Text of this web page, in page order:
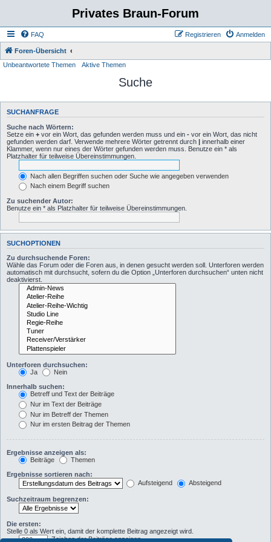
Privates Braun-Forum
FAQ Anmelden
Registrieren
Foren-Übersicht
Unbeantwortete Themen
Aktive Themen
Suche
SUCHANFRAGE
Suche nach Wörtern:
Setze ein + vor ein Wort, das gefunden werden muss und ein - vor ein Wort, das nicht
gefunden werden darf. Verwende mehrere Wörter getrennt durch | innerhalb einer
Klammer, wenn nur eines der Wörter gefunden werden muss. Benutze ein * als
Platzhalter für teilweise Übereinstimmungen.
Nach allen Begriffen suchen oder Suche wie angegeben verwenden
Nach einem Begriff suchen
Zu suchender Autor:
Benutze ein * als Platzhalter für teilweise Übereinstimmungen.
SUCHOPTIONEN
Zu durchsuchende Foren:
Wähle das Forum oder die Foren aus, in denen gesucht werden soll. Unterforen werden
automatisch mit durchsucht, sofern du die Option „Unterforen durchsuchen“ unten nicht
deaktivierst.
Unterforen durchsuchen:
Ja
Nein
Innerhalb suchen:
Betreff und Text der Beiträge
Nur im Text der Beiträge
Nur im Betreff der Themen
Nur im ersten Beitrag der Themen
Ergebnisse anzeigen als:
Beiträge
Themen
Ergebnisse sortieren nach:
Aufsteigend
Absteigend
Suchzeitraum begrenzen:
Die ersten:
Stelle 0 als Wert ein, damit der komplette Beitrag angezeigt wird.
Zeichen der Beiträge anzeigen